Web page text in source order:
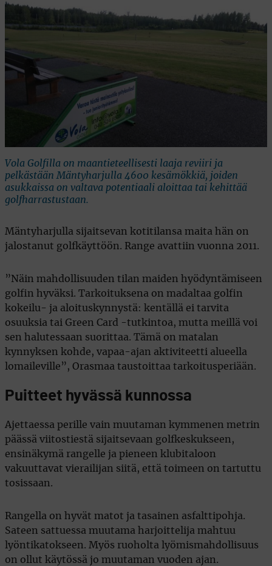
Vola Golfilla on maantieteellisesti laaja reviiri ja
pelkästään Mäntyharjulla 4600 kesämökkiä, joiden
asukkaissa on valtava potentiaali aloittaa tai kehittää
golfharrastustaan.
Mäntyharjulla sijaitsevan kotitilansa maita hän on
jalostanut golfkäyttöön. Range avattiin vuonna 2011.
”Näin mahdollisuuden tilan maiden hyödyntämiseen
golfin hyväksi. Tarkoituksena on madaltaa golfin
kokeilu- ja aloituskynnystä: kentällä ei tarvita
osuuksia tai Green Card -tutkintoa, mutta meillä voi
sen halutessaan suorittaa. Tämä on matalan
kynnyksen kohde, vapaa-ajan aktiviteetti alueella
lomaileville”, Orasmaa taustoittaa tarkoitusperiään.
Puitteet hyvässä kunnossa
Ajettaessa perille vain muutaman kymmenen metrin
päässä viitostiestä sijaitsevaan golfkeskukseen,
ensinäkymä rangelle ja pieneen klubitaloon
vakuuttavat vierailijan siitä, että toimeen on tartuttu
tosissaan.
Rangella on hyvät matot ja tasainen asfalttipohja.
Sateen sattuessa muutama harjoittelija mahtuu
lyöntikatokseen. Myös ruoholta lyömismahdollisuus
on ollut käytössä jo muutaman vuoden ajan.